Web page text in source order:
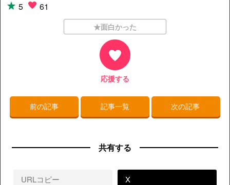
5 61
★面白かった
応援する
前の記事 記事一覧 次の記事
共有する
URLコピー X